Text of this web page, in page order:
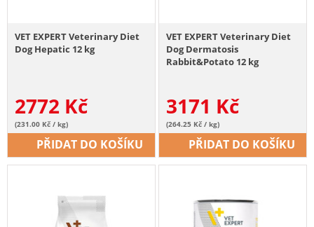
VET EXPERT Veterinary Diet
Dog Hepatic 12 kg
2772 Kč
(231.00 Kč / kg)
PŘIDAT DO KOŠÍKU
VET EXPERT Veterinary Diet
Dog Dermatosis
Rabbit&Potato 12 kg
3171 Kč
(264.25 Kč / kg)
PŘIDAT DO KOŠÍKU